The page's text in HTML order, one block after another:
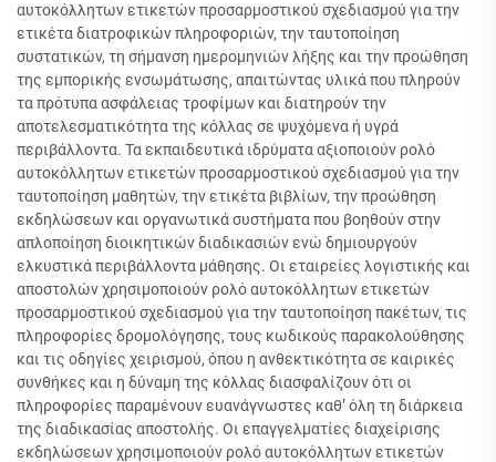
αυτοκόλλητων ετικετών προσαρμοστικού σχεδιασμού για την
ετικέτα διατροφικών πληροφοριών, την ταυτοποίηση
συστατικών, τη σήμανση ημερομηνιών λήξης και την προώθηση
της εμπορικής ενσωμάτωσης, απαιτώντας υλικά που πληρούν
τα πρότυπα ασφάλειας τροφίμων και διατηρούν την
αποτελεσματικότητα της κόλλας σε ψυχόμενα ή υγρά
περιβάλλοντα. Τα εκπαιδευτικά ιδρύματα αξιοποιούν ρολό
αυτοκόλλητων ετικετών προσαρμοστικού σχεδιασμού για την
ταυτοποίηση μαθητών, την ετικέτα βιβλίων, την προώθηση
εκδηλώσεων και οργανωτικά συστήματα που βοηθούν στην
απλοποίηση διοικητικών διαδικασιών ενώ δημιουργούν
ελκυστικά περιβάλλοντα μάθησης. Οι εταιρείες λογιστικής και
αποστολών χρησιμοποιούν ρολό αυτοκόλλητων ετικετών
προσαρμοστικού σχεδιασμού για την ταυτοποίηση πακέτων, τις
πληροφορίες δρομολόγησης, τους κωδικούς παρακολούθησης
και τις οδηγίες χειρισμού, όπου η ανθεκτικότητα σε καιρικές
συνθήκες και η δύναμη της κόλλας διασφαλίζουν ότι οι
πληροφορίες παραμένουν ευανάγνωστες καθ’ όλη τη διάρκεια
της διαδικασίας αποστολής. Οι επαγγελματίες διαχείρισης
εκδηλώσεων χρησιμοποιούν ρολό αυτοκόλλητων ετικετών